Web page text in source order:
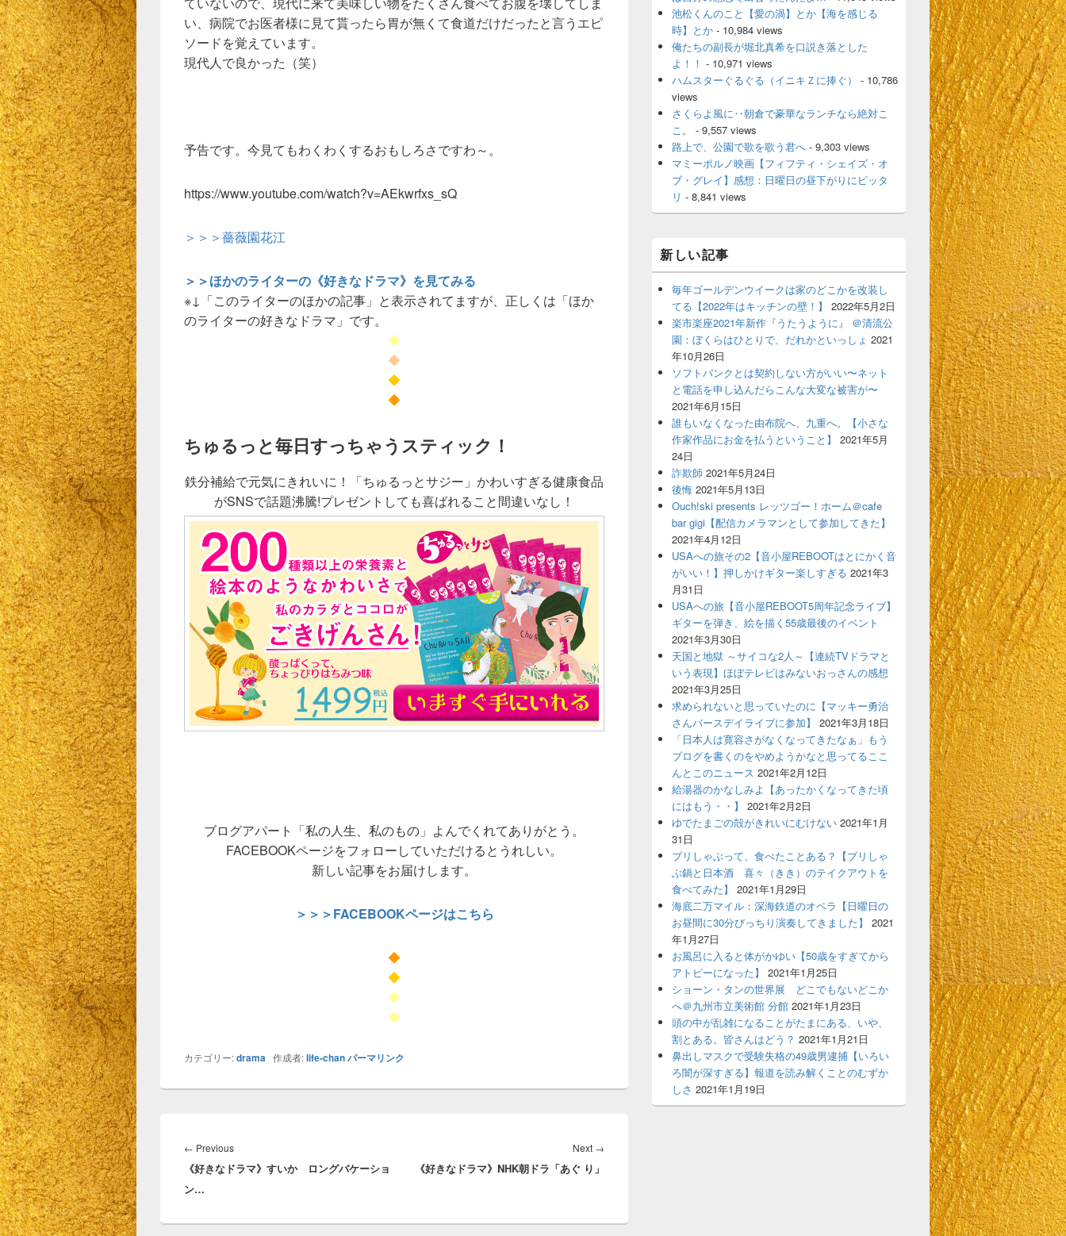
い、病院でお医者様に見て貰ったら胃が無くて食道だけだったと言うエピ
ソードを覚えています。
現代人で良かった（笑）
予告です。今見てもわくわくするおもしろさですわ～。
https://www.youtube.com/watch?v=AEkwrfxs_sQ
＞＞＞薔薇園花江
＞＞ほかのライターの《好きなドラマ》を見てみる
※↓「このライターのほかの記事」と表示されてますが、正しくは「ほか
のライターの好きなドラマ」です。
◆
◆
◆
◆
ちゅるっと毎日すっちゃうスティック！
鉄分補給で元気にきれいに！「ちゅるっとサジー」かわいすぎる健康食品
がSNSで話題沸騰!プレゼントしても喜ばれること間違いなし！
ブログアパート「私の人生、私のもの」よんでくれてありがとう。
FACEBOOKページをフォローしていただけるとうれしい。
新しい記事をお届けします。
＞＞＞FACEBOOKページはこちら
◆
◆
◆
◆
カテゴリー:drama 作成者:life-chanパーマリンク
稿
ナ
ビ
ゲ
← PreviousPrevious
post:
《好きなドラマ》すいか ロングバケーショ
ン…
Next →
《好きなドラマ》NHK朝ドラ「あぐ り」
池松くんのこと【愛の渦】とか【海を感じる
時】とか - 10,984 views
俺たちの副長が堀北真希を口説き落とした
よ！！ - 10,971 views
ハムスターぐるぐる（イニキＺに捧ぐ）
- 10,786
views
さくらよ風に‥朝倉で豪華なランチなら絶対こ
こ。
- 9,557 views
路上で、公園で歌を歌う君へ - 9,303 views
マミーポルノ映画【フィフティ・シェイズ・オ
ブ・グレイ】感想：日曜日の昼下がりにピッタ
リ - 8,841 views
新しい記事
毎年ゴールデンウイークは家のどこかを改装し
てる【2022年はキッチンの壁！】
2022年5月2日
楽市楽座2021年新作『うたうように』 ＠清流公
園：ぼくらはひとりで、だれかといっしょ 2021
年10月26日
ソフトバンクとは契約しない方がいい〜ネット
と電話を申し込んだらこんな大変な被害が〜
2021年6月15日
誰もいなくなった由布院へ、九重へ。【小さな
作家作品にお金を払うということ】
2021年5月
24日
詐欺師 2021年5月24日
後悔 2021年5月13日
Ouch!ski presents レッツゴー！ホーム＠cafe
bar gigi【配信カメラマンとして参加してきた】
2021年4月12日
USAへの旅その2【音小屋REBOOTはとにかく音
がいい！】押しかけギター楽しすぎる 2021年3
月31日
USAへの旅【音小屋REBOOT5周年記念ライブ】
ギターを弾き、絵を描く55歳最後のイベント
2021年3月30日
天国と地獄 ～サイコな2人～【連続TVドラマと
いう表現】ほぼテレビはみないおっさんの感想
2021年3月25日
求められないと思っていたのに【マッキー勇治
さんバースデイライブに参加】
2021年3月18日
「日本人は寛容さがなくなってきたなぁ」もう
ブログを書くのをやめようかなと思ってるここ
んとこのニュース 2021年2月12日
給湯器のかなしみよ【あったかくなってきた頃
にはもう・・】
2021年2月2日
ゆでたまごの殻がきれいにむけない 2021年1月
31日
ブリしゃぶって、食べたことある？【ブリしゃ
ぶ鍋と日本酒 喜々（きき）のテイクアウトを
食べてみた】
2021年1月29日
海底二万マイル：深海鉄道のオペラ【日曜日の
お昼間に30分びっちり演奏してきました】
2021
年1月27日
お風呂に入ると体がかゆい【50歳をすぎてから
アトピーになった】
2021年1月25日
ショーン・タンの世界展 どこでもないどこか
へ＠九州市立美術館 分館 2021年1月23日
頭の中が乱雑になることがたまにある、いや、
割とある。皆さんはどう？ 2021年1月21日
鼻出しマスクで受験失格の49歳男逮捕【いろい
ろ闇が深すぎる】報道を読み解くことのむずか
しさ 2021年1月19日